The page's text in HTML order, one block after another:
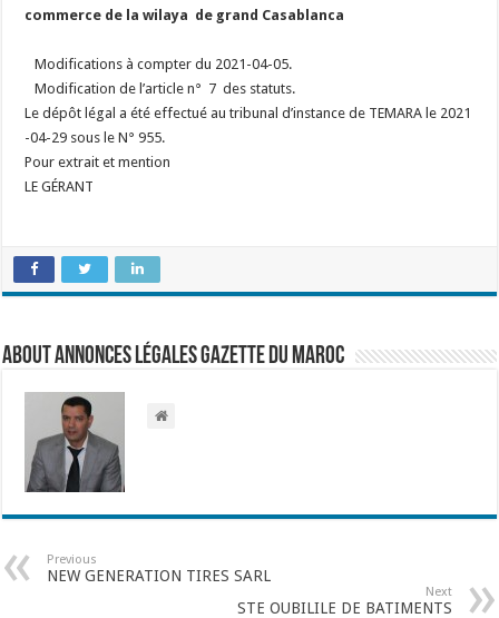
commerce de la wilaya de grand Casablanca
Modifications à compter du 2021-04-05.
Modification de l’article n° 7 des statuts.
Le dépôt légal a été effectué au tribunal d’instance de TEMARA le 2021
-04-29 sous le N° 955.
Pour extrait et mention
LE GÉRANT
About Annonces légales Gazette du Maroc
Previous
NEW GENERATION TIRES SARL
Next
STE OUBILILE DE BATIMENTS